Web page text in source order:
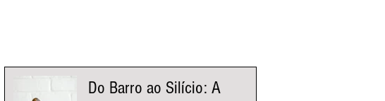
Do Barro ao Silício: A